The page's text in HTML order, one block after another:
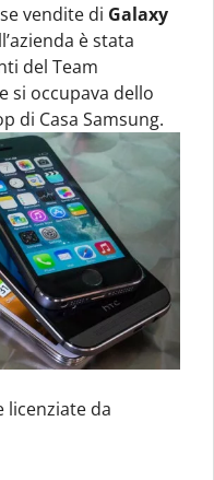
vendite di Galaxy
è stata
del Team
si occupava dello
di Casa Samsung.
licenziate da